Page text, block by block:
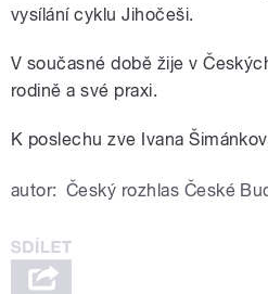
vysílání cyklu Jihočeši.
V současné době žije v
rodině a své praxi.
K poslechu zve Ivana
autor: Český rozhlas České